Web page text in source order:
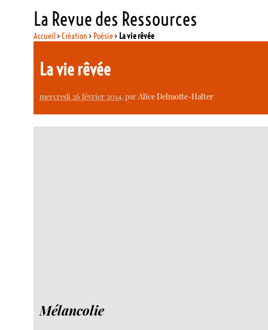
La Revue des Ressources
Accueil>Création > Poésie> La vie rêvée
La vie rêvée
mercredi 26 février 2014, parAlice Delmotte-Halter
Mélancolie